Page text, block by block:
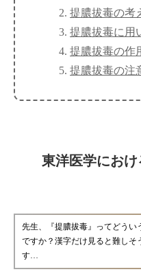
提膿拔毒の考
提膿拔毒に用
提膿拔毒の作
提膿拔毒の注
東洋医学にお
先生、『提膿拔毒』ってどうい
ですか？漢字だけ見ると難しそ
す…